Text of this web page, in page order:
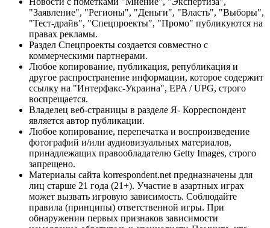
"Заявление", "Регионы", "Деньги", "Власть", "Выборы",
"Тест-драйв", "Спецпроекты", "Промо" публикуются на
правах рекламы.
Раздел Спецпроекты создается совместно с
коммерческими партнерами.
Любое копирование, публикация, републикация и
другое распространение информации, которое содержит
ссылку на "Интерфакс-Украина", EPA / UPG, строго
воспрещается.
Владелец веб-страницы в разделе Я- Корреспондент
является автор публикации.
Любое копирование, перепечатка и воспроизведение
фотографий и/или аудиовизуальных материалов,
принадлежащих правообладателю Getty Images, строго
запрещено.
Материалы сайта korrespondent.net предназначены для
лиц старше 21 года (21+). Участие в азартных играх
может вызвать игровую зависимость. Соблюдайте
правила (принципы) ответственной игры. При
обнаружении первых признаков зависимости